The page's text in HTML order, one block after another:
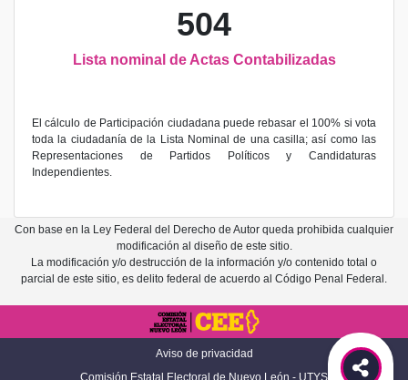
504
Lista nominal de Actas Contabilizadas
El cálculo de Participación ciudadana puede rebasar el 100% si vota
toda la ciudadanía de la Lista Nominal de una casilla; así como las
Representaciones de Partidos Políticos y Candidaturas
Independientes.
Con base en la Ley Federal del Derecho de Autor queda prohibida cualquier
modificación al diseño de este sitio.
La modificación y/o destrucción de la información y/o contenido total o
parcial de este sitio, es delito federal de acuerdo al Código Penal Federal.
Aviso de privacidad
Comisión Estatal Electoral de Nuevo León - UTYS